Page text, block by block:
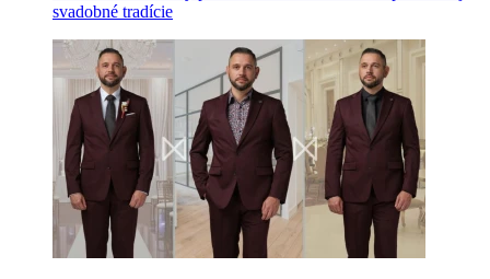
svadobné tradície